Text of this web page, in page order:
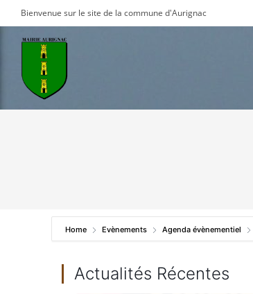
to
content
Bienvenue sur le site de la commune d'Aurignac
Home Evènements Agenda évènementiel
Actualités Récentes